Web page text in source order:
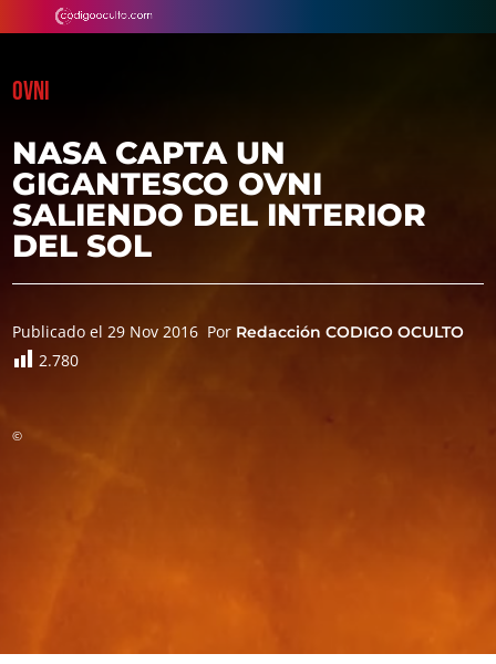
OVNI
NASA CAPTA UN
GIGANTESCO OVNI
SALIENDO DEL INTERIOR
DEL SOL
Publicado el 29 Nov 2016 Por Redacción CODIGO OCULTO
2.780
©